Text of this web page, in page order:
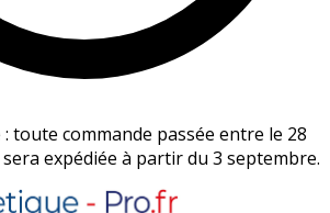
toute commande passée entre le 28
expédiée à partir du 3 septembre.